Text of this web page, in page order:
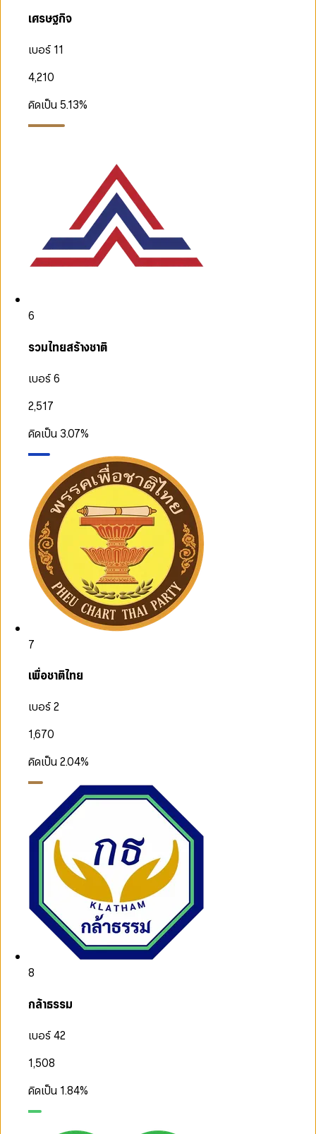
เศรษฐกิจ
เบอร์ 11
4,210
คิดเป็น 5.13%
6
รวมไทยสร้างชาติ
เบอร์ 6
2,517
คิดเป็น 3.07%
7
เพื่อชาติไทย
เบอร์ 2
1,670
คิดเป็น2.04%
8
กล้าธรรม
เบอร์ 42
1,508
คิดเป็น 1.84%